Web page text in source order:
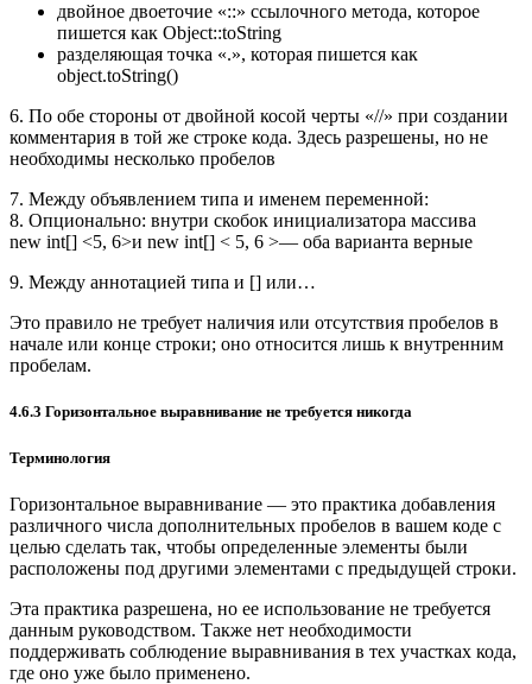
двойное двоеточие «::» ссылочного метода, которое
пишется как Object::toString
разделяющая точка «.», которая пишется как
object.toString()
6. По обе стороны от двойной косой черты «//» при создании
комментария в той же строке кода. Здесь разрешены, но не
необходимы несколько пробелов
7. Между объявлением типа и именем переменной:
8. Опционально: внутри скобок инициализатора массива
new int[] <5, 6>и new int[] < 5, 6 >— оба варианта верные
9. Между аннотацией типа и [] или…
Это правило не требует наличия или отсутствия пробелов в
начале или конце строки; оно относится лишь к внутренним
пробелам.
4.6.3 Горизонтальное выравнивание не требуется никогда
Терминология
Горизонтальное выравнивание — это практика добавления
различного числа дополнительных пробелов в вашем коде с
целью сделать так, чтобы определенные элементы были
расположены под другими элементами с предыдущей строки.
Эта практика разрешена, но ее использование не требуется
данным руководством. Также нет необходимости
поддерживать соблюдение выравнивания в тех участках кода,
где оно уже было применено.